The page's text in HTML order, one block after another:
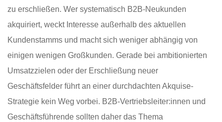
zu erschließen. Wer systematisch B2B-Neukunden
akquiriert, weckt Interesse außerhalb des aktuellen
Kundenstamms und macht sich weniger abhängig von
einigen wenigen Großkunden. Gerade bei ambitionierten
Umsatzzielen oder der Erschließung neuer
Geschäftsfelder führt an einer durchdachten Akquise-
Strategie kein Weg vorbei. B2B-Vertriebsleiter:innen und
Geschäftsführende sollten daher das Thema